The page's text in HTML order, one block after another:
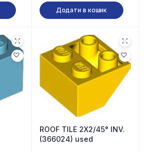
Додати в кошик
ROOF TILE 2X2/45° INV.
(366024) used